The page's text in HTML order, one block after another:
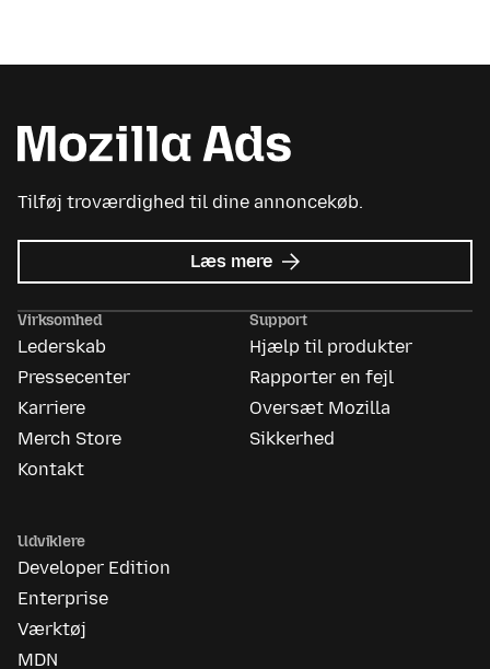
Tilføj troværdighed til dine annoncekøb.
Læs mere om
Mozilla
Virksomhed
Lederskab
Pressecenter
Karriere
Merch Store
Kontakt
Support
Hjælp til produkter
Rapporter en fejl
Oversæt Mozilla
Sikkerhed
Udviklere
Developer Edition
Enterprise
Værktøj
MDN